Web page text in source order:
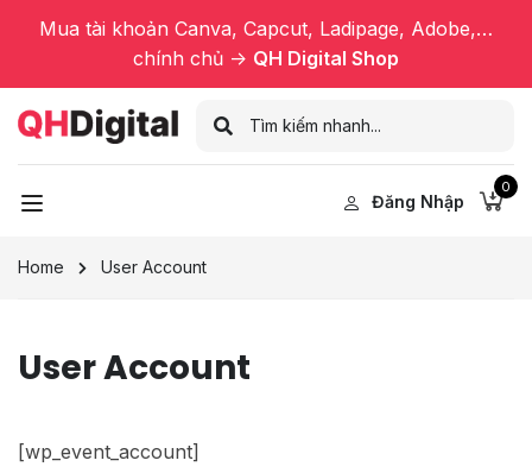
Mua tài khoản Canva, Capcut, Ladipage, Adobe,…
chính chủ -> QH Digital Shop
Đăng Nhập
0
Home User Account
User Account
[wp_event_account]